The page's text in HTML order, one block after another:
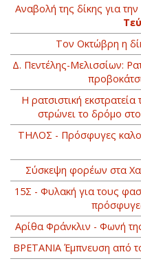
Αναβολή της δίκης για
Τον Οκτώβρη η
Δ. Πεντέλης-Μελισσίων:
Η ρατσιστική
στρώνει το δρόμο
ΤΗΛΟΣ - Πρόσφυγες
Σύσκεψη φορέων στα
15Σ - Φυλακή για τους
Αρίθα Φράνκλιν - Φωνή
BΡETANIA Έμπνευση από